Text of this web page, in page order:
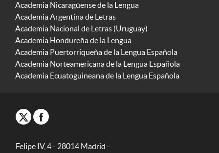
Academia Nicaragüense de la Lengua
Academia Argentina de Letras
Academia Nacional de Letras (Uruguay)
Academia Hondureña de la Lengua
Academia Puertorriqueña de la Lengua Española
Academia Norteamericana de la Lengua Española
Academia Ecuatoguineana de la Lengua Española
Felipe IV, 4 - 28014 Madrid -